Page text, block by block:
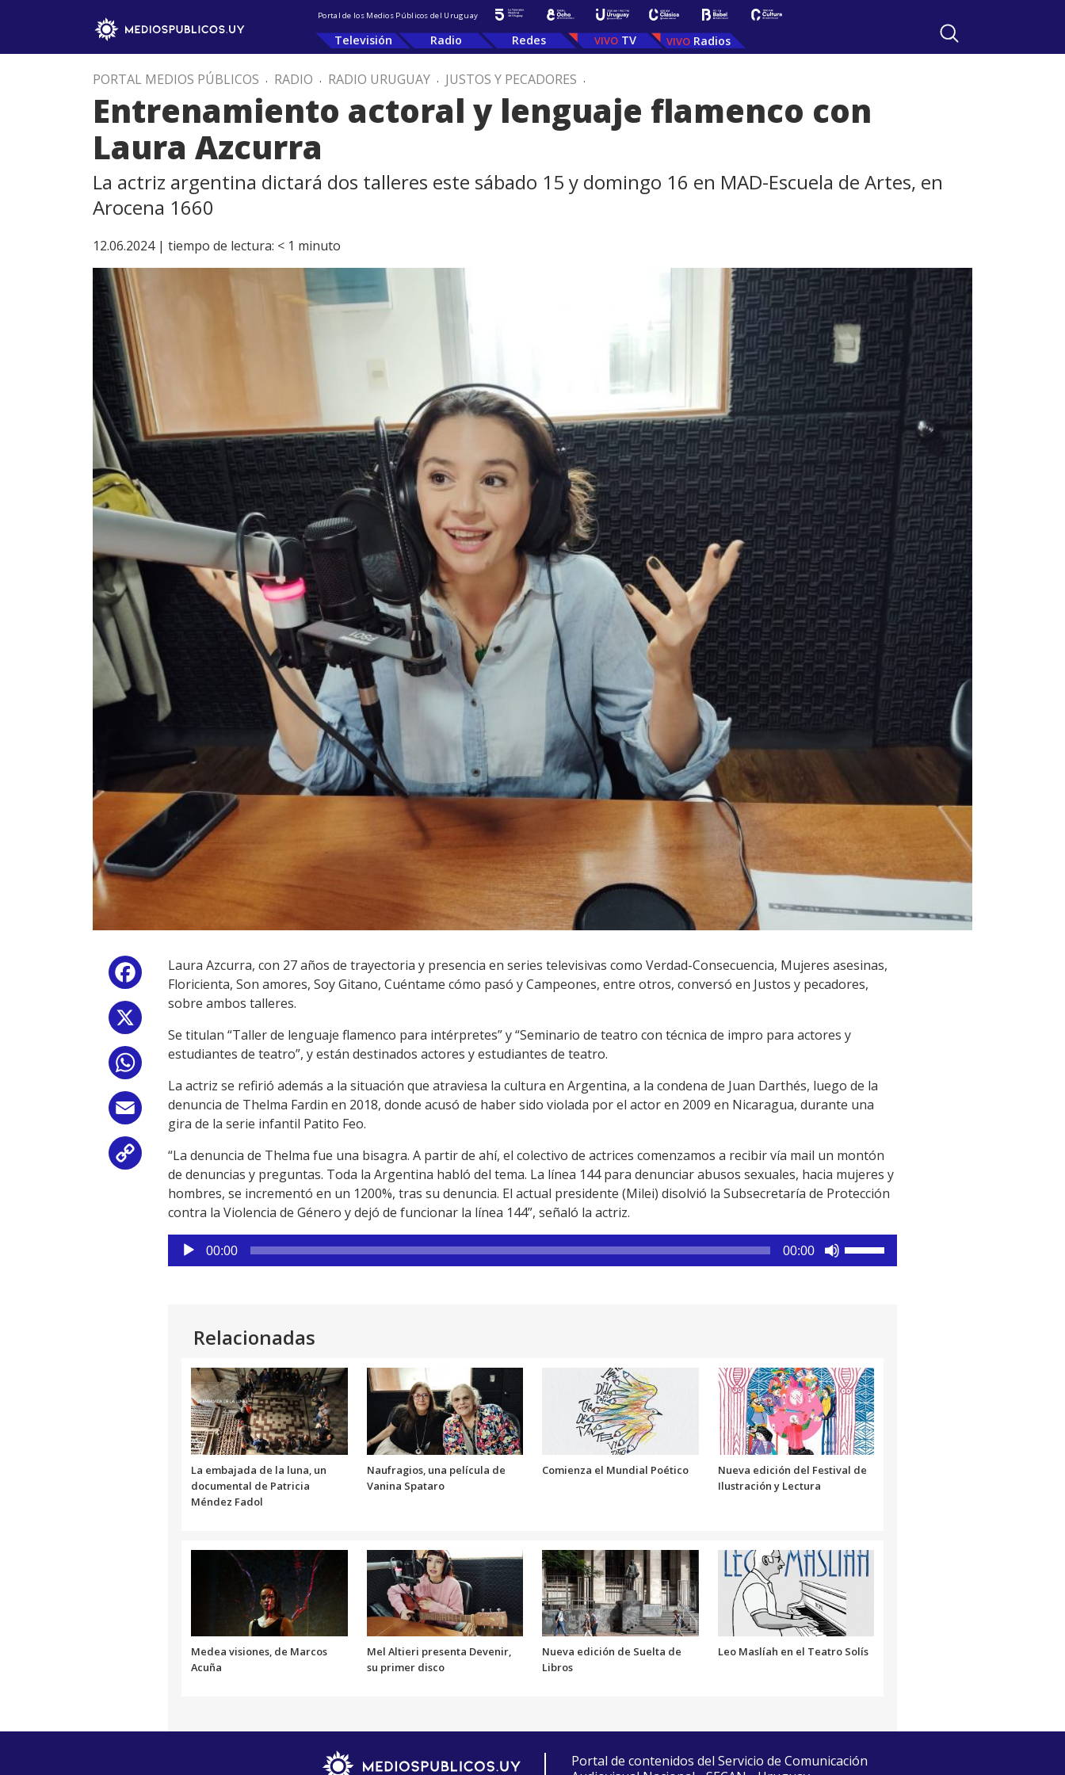
Portal de los Medios Públicos del Uruguay
Televisión Radio Redes TV Radios
PORTAL MEDIOS PÚBLICOS . RADIO . RADIO URUGUAY . JUSTOS Y PECADORES .
Entrenamiento actoral y lenguaje flamenco con
Laura Azcurra
La actriz argentina dictará dos talleres este sábado 15 y domingo 16 en MAD-Escuela de Artes, en
Arocena 1660
12.06.2024 | tiempo de lectura: < 1 minuto
Facebook
Email
Copy
Link
Laura Azcurra, con 27 años de trayectoria y presencia en series televisivas como Verdad-Consecuencia, Mujeres asesinas,
Floricienta, Son amores, Soy Gitano, Cuéntame cómo pasó y Campeones, entre otros, conversó en Justos y pecadores,
sobre ambos talleres.
Se titulan “Taller de lenguaje flamenco para intérpretes” y “Seminario de teatro con técnica de impro para actores y
estudiantes de teatro”, y están destinados actores y estudiantes de teatro.
La actriz se refirió además a la situación que atraviesa la cultura en Argentina, a la condena de Juan Darthés, luego de la
denuncia de Thelma Fardin en 2018, donde acusó de haber sido violada por el actor en 2009 en Nicaragua, durante una
gira de la serie infantil Patito Feo.
“La denuncia de Thelma fue una bisagra. A partir de ahí, el colectivo de actrices comenzamos a recibir vía mail un montón
de denuncias y preguntas. Toda la Argentina habló del tema. La línea 144 para denunciar abusos sexuales, hacia mujeres y
hombres, se incrementó en un 1200%, tras su denuncia. El actual presidente (Milei) disolvió la Subsecretaría de Protección
contra la Violencia de Género y dejó de funcionar la línea 144”, señaló la actriz.
Reproductor
de
00:00 00:00
aumentar
o
disminuir
el
volumen.
Relacionadas
La embajada de la luna, un
documental de Patricia
Méndez Fadol
Naufragios, una película de
Vanina Spataro
Comienza el Mundial Poético
Nueva edición del Festival de
Ilustración y Lectura
Medea visiones, de Marcos
Acuña
Mel Altieri presenta Devenir,
su primer disco
Nueva edición de Suelta de
Libros
Leo Maslíah en el Teatro Solís
Portal de contenidos del Servicio de Comunicación